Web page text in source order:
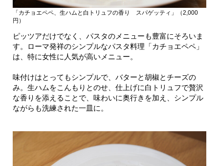
「カチョエペペ、生ハムと白トリュフの香り スパゲッティ」（2,000
円）
ピッツアだけでなく、パスタのメニューも豊富にそろいま
す。ローマ発祥のシンプルなパスタ料理「カチョエペペ」
は、特に女性に人気が高いメニュー。
味付けはとってもシンプルで、バターと胡椒とチーズの
み。生ハムをこんもりとのせ、仕上げに白トリュフで贅沢
な香りを添えることで、味わいに奥行きを加え、シンプル
ながらも洗練された一皿に。